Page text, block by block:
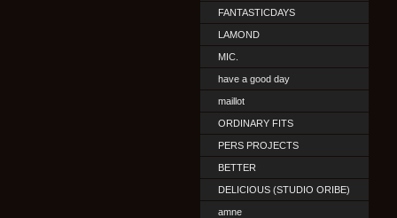
FANTASTICDAYS
LAMOND
MIC.
have a good day
maillot
ORDINARY FITS
PERS PROJECTS
BETTER
DELICIOUS (STUDIO ORIBE)
amne